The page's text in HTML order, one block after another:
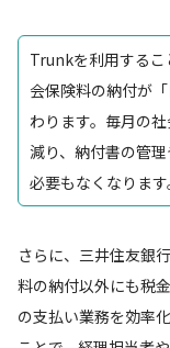
Trunkを利用するこ
会保険料の納付が
わります。毎月の
減り、納付書の管
必要もなくなります
さらに、三井住友銀
料の納付以外にも税
の支払い業務を効率